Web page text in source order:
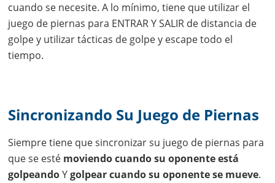
cuando se necesite. A lo mínimo, tiene que utilizar el
juego de piernas para ENTRAR Y SALIR de distancia de
golpe y utilizar tácticas de golpe y escape todo el
tiempo.
Sincronizando Su Juego de Piernas
Siempre tiene que sincronizar su juego de piernas para
que se esté moviendo cuando su oponente está
golpeandoYgolpear cuando su oponente se mueve.